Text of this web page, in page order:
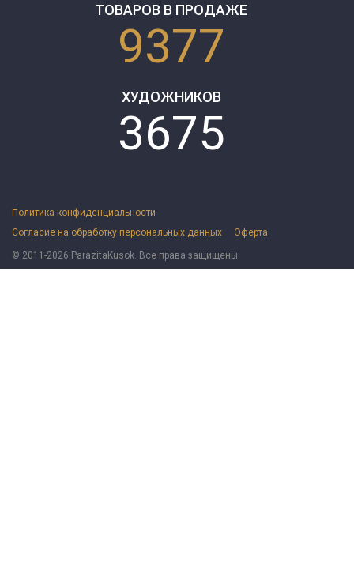
ТОВАРОВ В ПРОДАЖЕ
9377
ХУДОЖНИКОВ
3675
Политика конфиденциальности
Согласие на обработку персональных данных
Оферта
© 2011-2026 ParazitaKusok. Все права защищены.